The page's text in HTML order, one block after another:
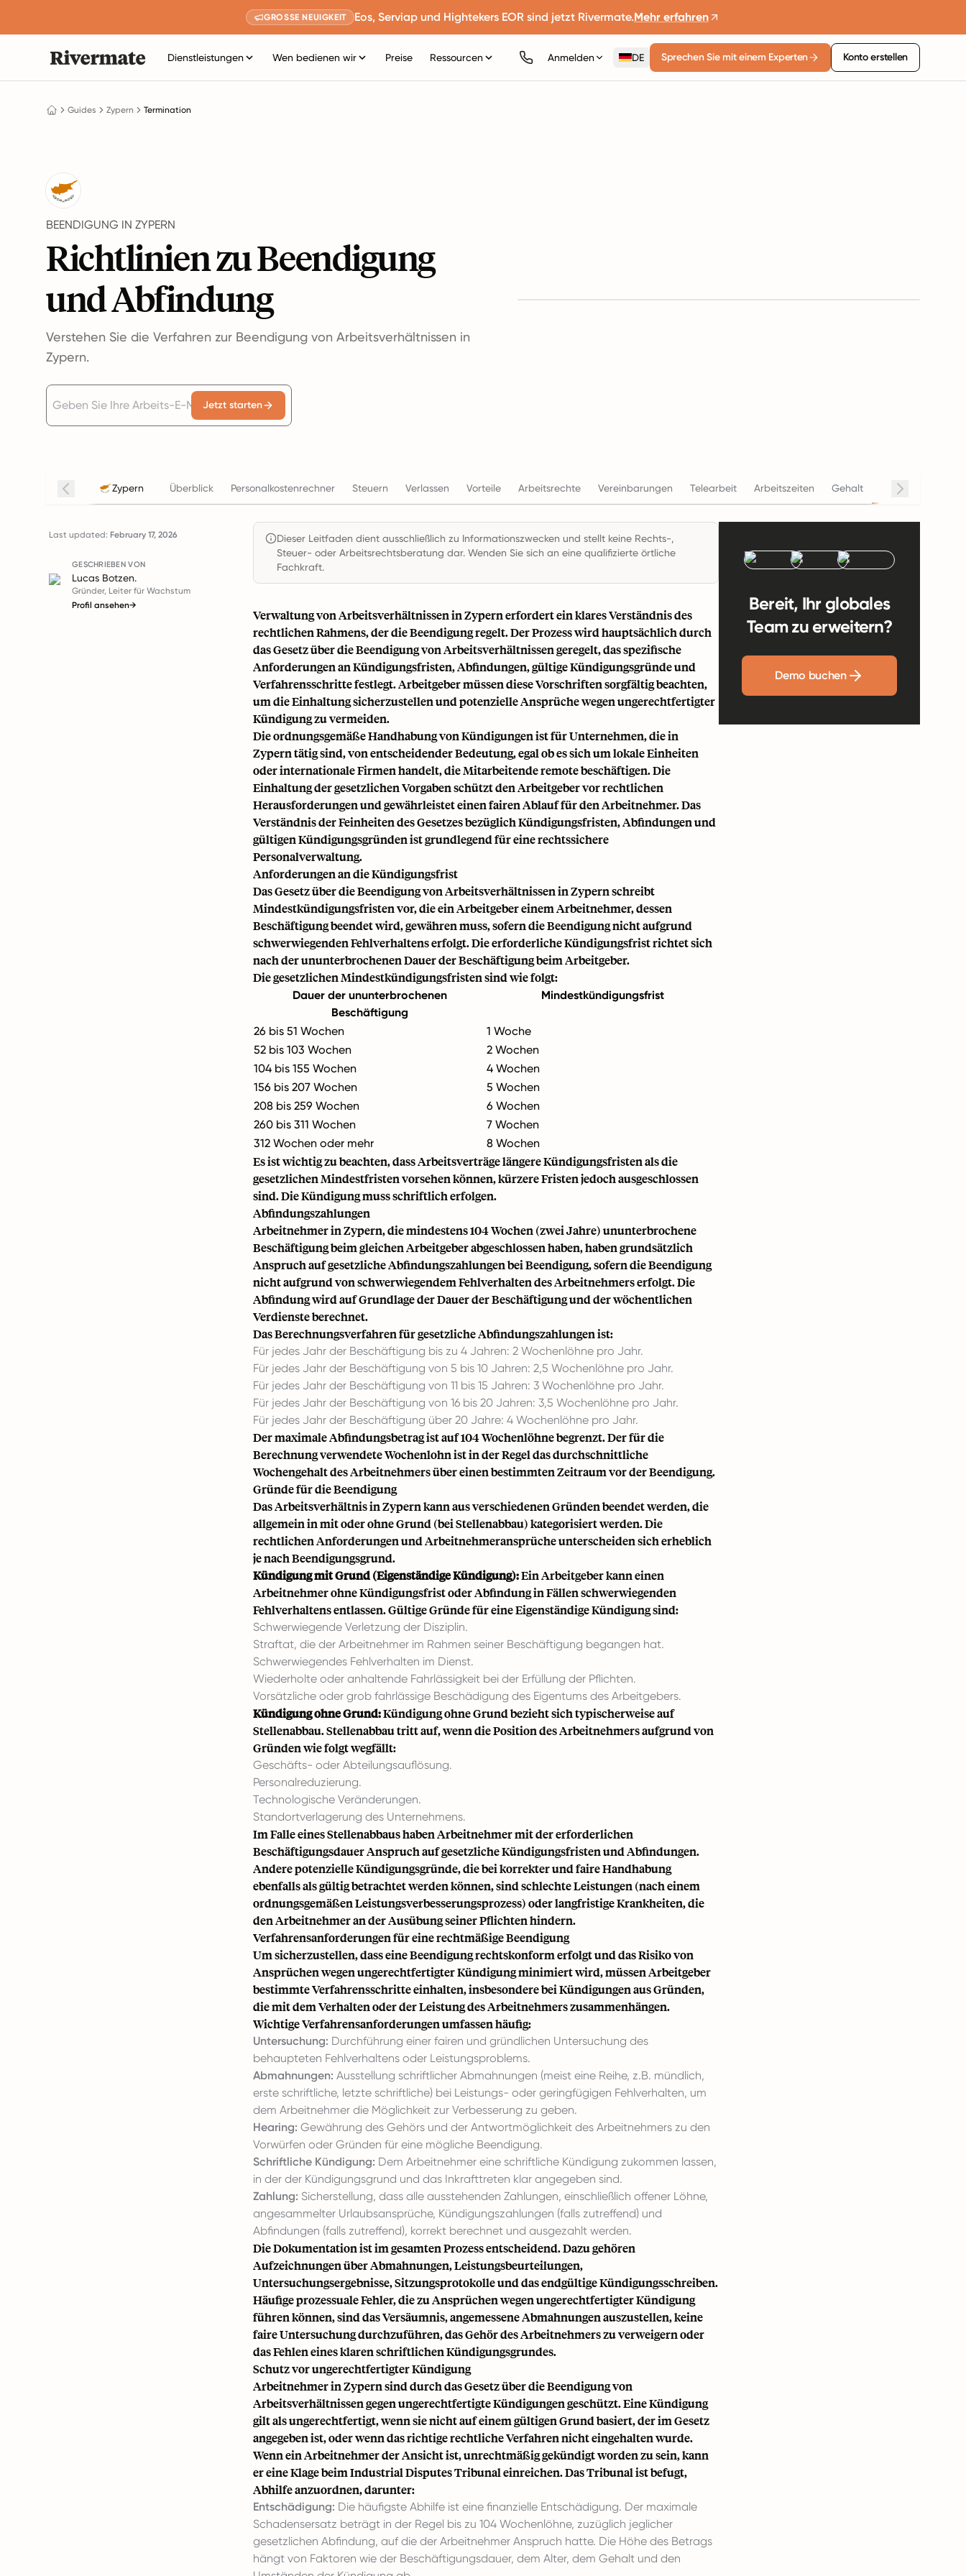
GROSSE NEUIGKEIT Eos, Serviap und Hightekers EOR sind jetzt Rivermate.Mehr erfahren
Dienstleistungen Wen bedienen wir Preise Ressourcen Anmelden DE Sprechen Sie mit einem Experten Konto erstellen
Guides Zypern Termination
BEENDIGUNG IN ZYPERN
Richtlinien zu Beendigung
und Abfindung
Verstehen Sie die Verfahren zur Beendigung von Arbeitsverhältnissen in
Zypern.
Jetzt starten
Zypern Überblick Personalkostenrechner Steuern Verlassen Vorteile Arbeitsrechte Vereinbarungen Telearbeit Arbeitszeiten Gehalt Beendigung
Last updated: February 17, 2026
GESCHRIEBEN VON
Lucas Botzen.
Gründer, Leiter für Wachstum
Profil ansehen→
Dieser Leitfaden dient ausschließlich zu Informationszwecken und stellt keine Rechts-,
Steuer- oder Arbeitsrechtsberatung dar. Wenden Sie sich an eine qualifizierte örtliche
Fachkraft.
Verwaltung von Arbeitsverhältnissen in Zypern erfordert ein klares Verständnis des
rechtlichen Rahmens, der die Beendigung regelt. Der Prozess wird hauptsächlich durch
das Gesetz über die Beendigung von Arbeitsverhältnissen geregelt, das spezifische
Anforderungen an Kündigungsfristen, Abfindungen, gültige Kündigungsgründe und
Verfahrensschritte festlegt. Arbeitgeber müssen diese Vorschriften sorgfältig beachten,
um die Einhaltung sicherzustellen und potenzielle Ansprüche wegen ungerechtfertigter
Kündigung zu vermeiden.
Die ordnungsgemäße Handhabung von Kündigungen ist für Unternehmen, die in
Zypern tätig sind, von entscheidender Bedeutung, egal ob es sich um lokale Einheiten
oder internationale Firmen handelt, die Mitarbeitende remote beschäftigen. Die
Einhaltung der gesetzlichen Vorgaben schützt den Arbeitgeber vor rechtlichen
Herausforderungen und gewährleistet einen fairen Ablauf für den Arbeitnehmer. Das
Verständnis der Feinheiten des Gesetzes bezüglich Kündigungsfristen, Abfindungen und
gültigen Kündigungsgründen ist grundlegend für eine rechtssichere
Personalverwaltung.
Anforderungen an die Kündigungsfrist
Das Gesetz über die Beendigung von Arbeitsverhältnissen in Zypern schreibt
Mindestkündigungsfristen vor, die ein Arbeitgeber einem Arbeitnehmer, dessen
Beschäftigung beendet wird, gewähren muss, sofern die Beendigung nicht aufgrund
schwerwiegenden Fehlverhaltens erfolgt. Die erforderliche Kündigungsfrist richtet sich
nach der ununterbrochenen Dauer der Beschäftigung beim Arbeitgeber.
Die gesetzlichen Mindestkündigungsfristen sind wie folgt:
Dauer der ununterbrochenen
Beschäftigung
Mindestkündigungsfrist
26 bis 51 Wochen
1 Woche
52 bis 103 Wochen
2 Wochen
104 bis 155 Wochen
4 Wochen
156 bis 207 Wochen
5 Wochen
208 bis 259 Wochen
6 Wochen
260 bis 311 Wochen
7 Wochen
312 Wochen oder mehr
8 Wochen
Es ist wichtig zu beachten, dass Arbeitsverträge längere Kündigungsfristen als die
gesetzlichen Mindestfristen vorsehen können, kürzere Fristen jedoch ausgeschlossen
sind. Die Kündigung muss schriftlich erfolgen.
Abfindungszahlungen
Arbeitnehmer in Zypern, die mindestens 104 Wochen (zwei Jahre) ununterbrochene
Beschäftigung beim gleichen Arbeitgeber abgeschlossen haben, haben grundsätzlich
Anspruch auf gesetzliche Abfindungszahlungen bei Beendigung, sofern die Beendigung
nicht aufgrund von schwerwiegendem Fehlverhalten des Arbeitnehmers erfolgt. Die
Abfindung wird auf Grundlage der Dauer der Beschäftigung und der wöchentlichen
Verdienste berechnet.
Das Berechnungsverfahren für gesetzliche Abfindungszahlungen ist:
Für jedes Jahr der Beschäftigung bis zu 4 Jahren: 2 Wochenlöhne pro Jahr.
Für jedes Jahr der Beschäftigung von 5 bis 10 Jahren: 2,5 Wochenlöhne pro Jahr.
Für jedes Jahr der Beschäftigung von 11 bis 15 Jahren: 3 Wochenlöhne pro Jahr.
Für jedes Jahr der Beschäftigung von 16 bis 20 Jahren: 3,5 Wochenlöhne pro Jahr.
Für jedes Jahr der Beschäftigung über 20 Jahre: 4 Wochenlöhne pro Jahr.
Der maximale Abfindungsbetrag ist auf 104 Wochenlöhne begrenzt. Der für die
Berechnung verwendete Wochenlohn ist in der Regel das durchschnittliche
Wochengehalt des Arbeitnehmers über einen bestimmten Zeitraum vor der Beendigung.
Gründe für die Beendigung
Das Arbeitsverhältnis in Zypern kann aus verschiedenen Gründen beendet werden, die
allgemein in mit oder ohne Grund (bei Stellenabbau) kategorisiert werden. Die
rechtlichen Anforderungen und Arbeitnehmeransprüche unterscheiden sich erheblich
je nach Beendigungsgrund.
Kündigung mit Grund (Eigenständige Kündigung):Ein Arbeitgeber kann einen
Arbeitnehmer ohne Kündigungsfrist oder Abfindung in Fällen schwerwiegenden
Fehlverhaltens entlassen. Gültige Gründe für eine Eigenständige Kündigung sind:
Schwerwiegende Verletzung der Disziplin.
Straftat, die der Arbeitnehmer im Rahmen seiner Beschäftigung begangen hat.
Schwerwiegendes Fehlverhalten im Dienst.
Wiederholte oder anhaltende Fahrlässigkeit bei der Erfüllung der Pflichten.
Vorsätzliche oder grob fahrlässige Beschädigung des Eigentums des Arbeitgebers.
Kündigung ohne Grund:Kündigung ohne Grund bezieht sich typischerweise auf
Stellenabbau. Stellenabbau tritt auf, wenn die Position des Arbeitnehmers aufgrund von
Gründen wie folgt wegfällt:
Geschäfts- oder Abteilungsauflösung.
Personalreduzierung.
Technologische Veränderungen.
Standortverlagerung des Unternehmens.
Im Falle eines Stellenabbaus haben Arbeitnehmer mit der erforderlichen
Beschäftigungsdauer Anspruch auf gesetzliche Kündigungsfristen und Abfindungen.
Andere potenzielle Kündigungsgründe, die bei korrekter und faire Handhabung
ebenfalls als gültig betrachtet werden können, sind schlechte Leistungen (nach einem
ordnungsgemäßen Leistungsverbesserungsprozess) oder langfristige Krankheiten, die
den Arbeitnehmer an der Ausübung seiner Pflichten hindern.
Verfahrensanforderungen für eine rechtmäßige Beendigung
Um sicherzustellen, dass eine Beendigung rechtskonform erfolgt und das Risiko von
Ansprüchen wegen ungerechtfertigter Kündigung minimiert wird, müssen Arbeitgeber
bestimmte Verfahrensschritte einhalten, insbesondere bei Kündigungen aus Gründen,
die mit dem Verhalten oder der Leistung des Arbeitnehmers zusammenhängen.
Wichtige Verfahrensanforderungen umfassen häufig:
Untersuchung: Durchführung einer fairen und gründlichen Untersuchung des
behaupteten Fehlverhaltens oder Leistungsproblems.
Abmahnungen: Ausstellung schriftlicher Abmahnungen (meist eine Reihe, z.B. mündlich,
erste schriftliche, letzte schriftliche) bei Leistungs- oder geringfügigen Fehlverhalten, um
dem Arbeitnehmer die Möglichkeit zur Verbesserung zu geben.
Hearing: Gewährung des Gehörs und der Antwortmöglichkeit des Arbeitnehmers zu den
Vorwürfen oder Gründen für eine mögliche Beendigung.
Schriftliche Kündigung: Dem Arbeitnehmer eine schriftliche Kündigung zukommen lassen,
in der der Kündigungsgrund und das Inkrafttreten klar angegeben sind.
Zahlung: Sicherstellung, dass alle ausstehenden Zahlungen, einschließlich offener Löhne,
angesammelter Urlaubsansprüche, Kündigungszahlungen (falls zutreffend) und
Abfindungen (falls zutreffend), korrekt berechnet und ausgezahlt werden.
Die Dokumentation ist im gesamten Prozess entscheidend. Dazu gehören
Aufzeichnungen über Abmahnungen, Leistungsbeurteilungen,
Untersuchungsergebnisse, Sitzungsprotokolle und das endgültige Kündigungsschreiben.
Häufige prozessuale Fehler, die zu Ansprüchen wegen ungerechtfertigter Kündigung
führen können, sind das Versäumnis, angemessene Abmahnungen auszustellen, keine
faire Untersuchung durchzuführen, das Gehör des Arbeitnehmers zu verweigern oder
das Fehlen eines klaren schriftlichen Kündigungsgrundes.
Schutz vor ungerechtfertigter Kündigung
Arbeitnehmer in Zypern sind durch das Gesetz über die Beendigung von
Arbeitsverhältnissen gegen ungerechtfertigte Kündigungen geschützt. Eine Kündigung
gilt als ungerechtfertigt, wenn sie nicht auf einem gültigen Grund basiert, der im Gesetz
angegeben ist, oder wenn das richtige rechtliche Verfahren nicht eingehalten wurde.
Wenn ein Arbeitnehmer der Ansicht ist, unrechtmäßig gekündigt worden zu sein, kann
er eine Klage beim Industrial Disputes Tribunal einreichen. Das Tribunal ist befugt,
Abhilfe anzuordnen, darunter:
Entschädigung: Die häufigste Abhilfe ist eine finanzielle Entschädigung. Der maximale
Schadensersatz beträgt in der Regel bis zu 104 Wochenlöhne, zuzüglich jeglicher
gesetzlichen Abfindung, auf die der Arbeitnehmer Anspruch hatte. Die Höhe des Betrags
hängt von Faktoren wie der Beschäftigungsdauer, dem Alter, dem Gehalt und den
Bereit, Ihr globales
Team zu erweitern?
Demo buchen